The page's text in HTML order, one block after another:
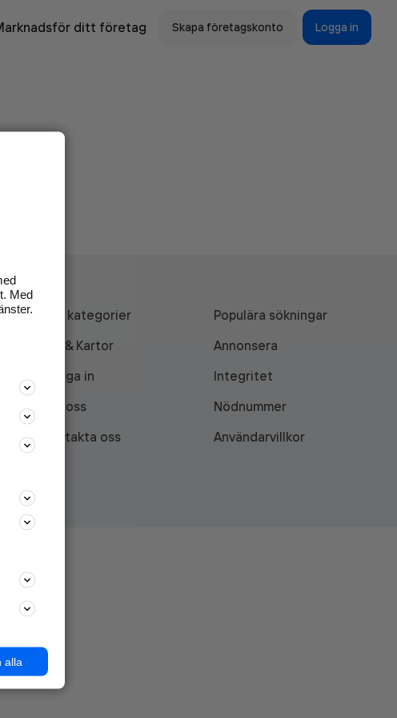
ditt företag Skapa företagskonto Logga in
Alla kategorier
Populära sökningar
API & Kartor
Annonsera
Logga in
Integritet
Om oss
Nödnummer
Kontakta oss
Användarvillkor
Med
alla